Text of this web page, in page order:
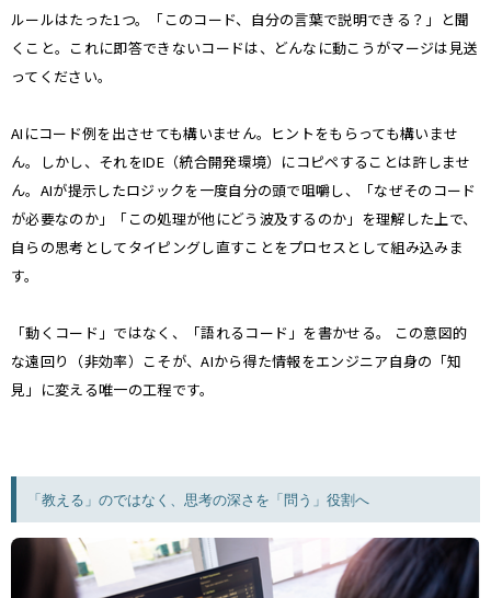
ルールはたった1つ。「このコード、自分の言葉で説明できる？」と聞
くこと。これに即答できないコードは、どんなに動こうがマージは見送
ってください。
AIにコード例を出させても構いません。ヒントをもらっても構いませ
ん。しかし、それをIDE（統合開発環境）にコピペすることは許しませ
ん。AIが提示したロジックを一度自分の頭で咀嚼し、「なぜそのコード
が必要なのか」「この処理が他にどう波及するのか」を理解した上で、
自らの思考としてタイピングし直すことをプロセスとして組み込みま
す。
「動くコード」ではなく、「語れるコード」を書かせる。 この意図的
な遠回り（非効率）こそが、AIから得た情報をエンジニア自身の「知
見」に変える唯一の工程です。
「教える」のではなく、思考の深さを「問う」役割へ